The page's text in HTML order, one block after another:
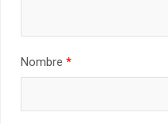
Nombre *